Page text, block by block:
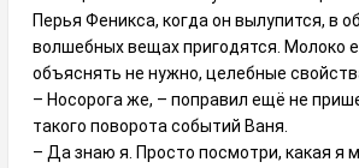
Перья Феникса, когда он вылупится, в
волшебных вещах пригодятся. Молоко
объяснять не нужно, целебные
– Носорога же, – поправил ещё не
такого поворота событий Ваня.
– Да знаю я. Просто посмотри, какая я